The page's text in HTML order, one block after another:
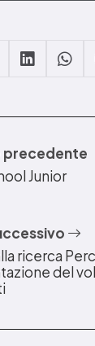
Junior
ricerca
del